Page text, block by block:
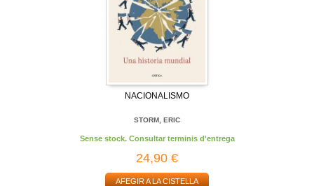
NACIONALISMO
STORM, ERIC
Sense stock. Consultar terminis d'entrega
24,90 €
AFEGIR A LA CISTELLA